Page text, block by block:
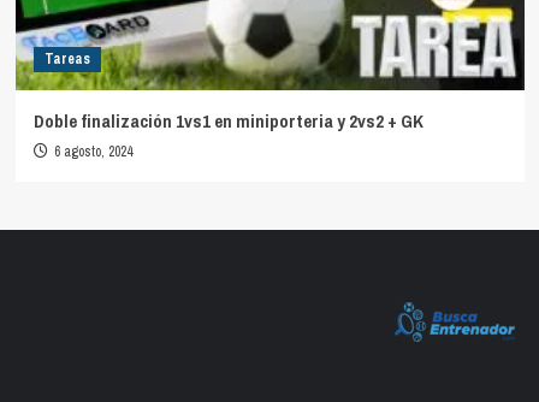
Tareas
Doble finalización 1vs1 en miniporteria y 2vs2 + GK
6 agosto, 2024